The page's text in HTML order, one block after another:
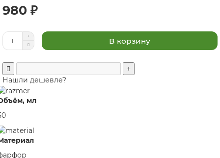
980 ₽
В корзину
Нашли дешевле?
мл